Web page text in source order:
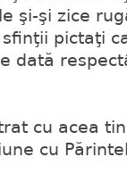
şi-şi zice
pictaţi
dată
cu acea
cu